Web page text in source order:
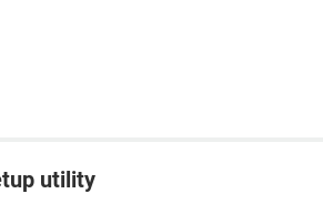
utility